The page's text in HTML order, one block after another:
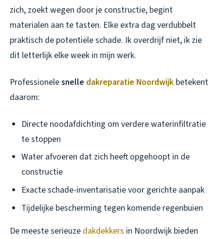
zich, zoekt wegen door je constructie, begint
materialen aan te tasten. Elke extra dag verdubbelt
praktisch de potentiële schade. Ik overdrijf niet, ik zie
dit letterlijk elke week in mijn werk.
Professionelesnelle dakreparatie Noordwijk betekent
daarom:
Directe noodafdichting om verdere waterinfiltratie
te stoppen
Water afvoeren dat zich heeft opgehoopt in de
constructie
Exacte schade-inventarisatie voor gerichte aanpak
Tijdelijke bescherming tegen komende regenbuien
De meeste serieuze dakdekkers in Noordwijk bieden